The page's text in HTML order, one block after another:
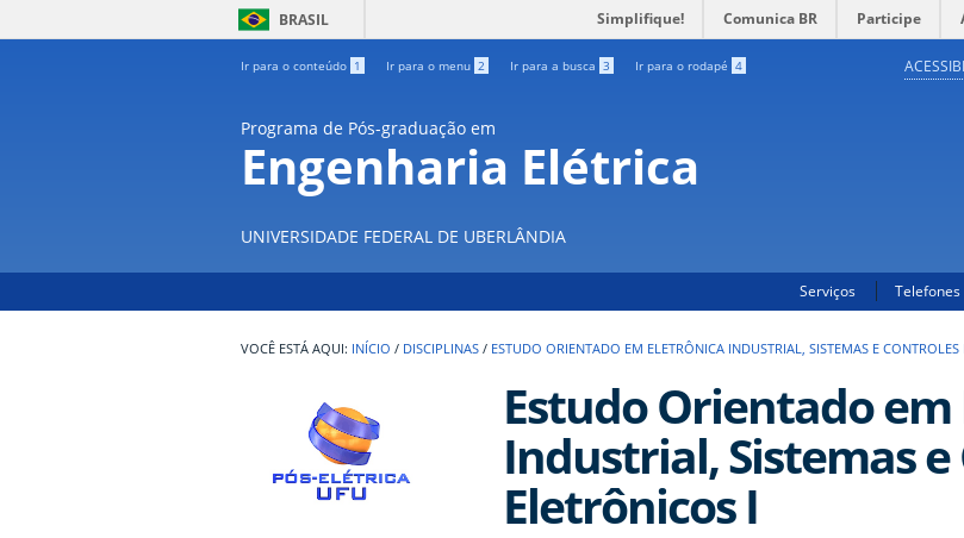
BRASIL Simplifique! Comunica BR Participe
Ir para o conteúdo 1 Ir para o menu 2 Ir para a busca 3 Ir para o rodapé 4
Programa de Pós-graduação em
Engenharia Elétrica
UNIVERSIDADE FEDERAL DE UBERLÂNDIA
Serviços Telefones
INÍCIO / DISCIPLINAS / ESTUDO ORIENTADO EM ELETRÔNICA INDUSTRIAL, SISTEMAS E CONTROLES
Estudo Orientado
Industrial, Sistemas
Eletrônicos I